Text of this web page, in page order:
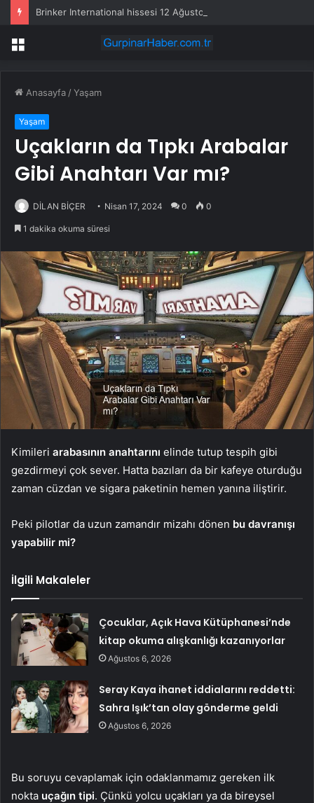
Menü
Anasayfa /Yaşam
Yaşam
Uçakların da Tıpkı Arabalar
Gibi Anahtarı Var mı?
DİLAN BİÇER Nisan 17, 2024 0 0
1 dakika okuma süresi
Kimileri arabasının anahtarını elinde tutup tespih gibi
gezdirmeyi çok sever. Hatta bazıları da bir kafeye oturduğu
zaman cüzdan ve sigara paketinin hemen yanına iliştirir.
Peki pilotlar da uzun zamandır mizahı dönen bu davranışı
yapabilir mi?
İlgili Makaleler
Çocuklar, Açık Hava Kütüphanesi’nde
kitap okuma alışkanlığı kazanıyorlar
Ağustos 6, 2026
Seray Kaya ihanet iddialarını reddetti:
Sahra Işık’tan olay gönderme geldi
Ağustos 6, 2026
Bu soruyu cevaplamak için odaklanmamız gereken ilk
nokta uçağın tipi. Çünkü yolcu uçakları ya da bireysel